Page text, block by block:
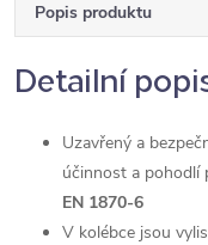
Popis produktu
Detailní
Uzavřený a
účinnost a pohodlí
EN 1870-6
V kolébce jsou